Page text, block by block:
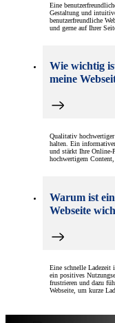
Eine
Gestaltung und
benutzerfreundliche
und gerne auf Ihrer
Wie wichtig
meine
Qualitativ
halten. Ein
und stärkt Ihre Online-
hochwertigem
Warum ist
Webseite
Eine schnelle Ladezeit
ein positives
frustrieren und dazu
Webseite, um kurze